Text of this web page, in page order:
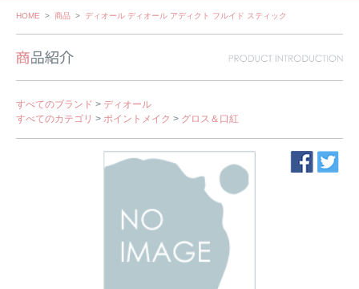
Skip
HOME > 商品 > ディオール ディオール アディクト フルイド スティック
すべてのブランド > ディオール
すべてのカテゴリ > ポイントメイク > グロス＆口紅